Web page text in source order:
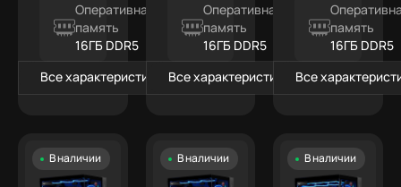
Оперативная
память
16ГБ DDR5
Все характеристики
Оперативная
память
16ГБ DDR5
Все характеристики
память
16ГБ DDR5
Все
В наличии В наличии В наличии